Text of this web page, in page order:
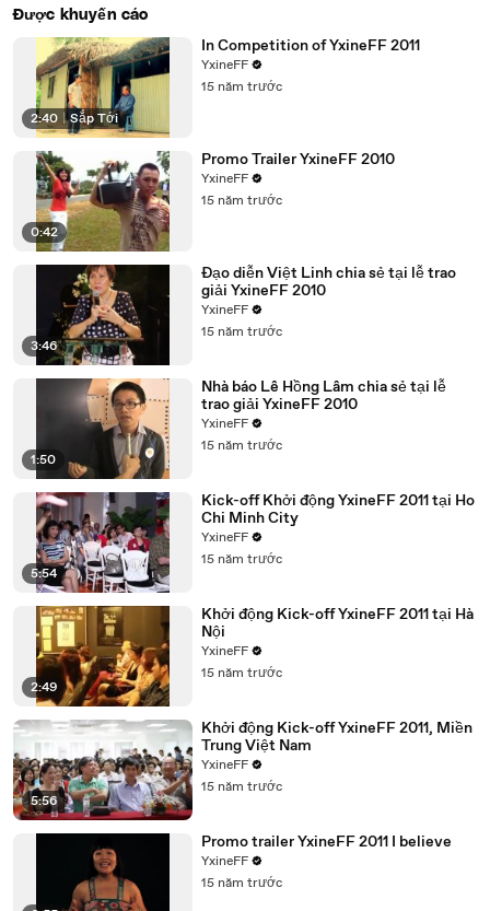
Được khuyến cáo
2:40 | Sắp Tới
In Competition of YxineFF 2011
YxineFF
15 năm trước
0:42
Promo Trailer YxineFF 2010
YxineFF
15 năm trước
3:46
Đạo diễn Việt Linh chia sẻ tại lễ trao
giải YxineFF 2010
YxineFF
15 năm trước
1:50
Nhà báo Lê Hồng Lâm chia sẻ tại lễ
trao giải YxineFF 2010
YxineFF
15 năm trước
5:54
Kick-off Khởi động YxineFF 2011 tại Ho
Chi Minh City
YxineFF
15 năm trước
2:49
Khởi động Kick-off YxineFF 2011 tại Hà
Nội
YxineFF
15 năm trước
5:56
Khởi động Kick-off YxineFF 2011, Miền
Trung Việt Nam
YxineFF
15 năm trước
Promo trailer YxineFF 2011 I believe
YxineFF
15 năm trước